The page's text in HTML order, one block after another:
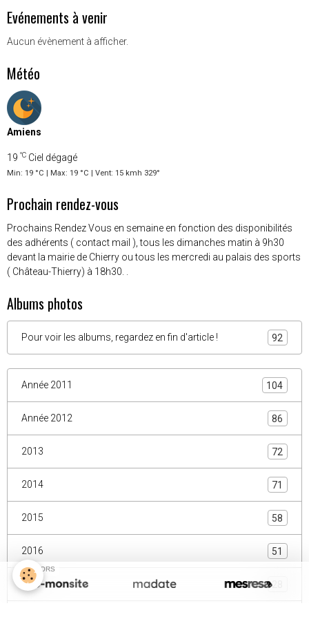
Evénements à venir
Aucun évènement à afficher.
Météo
Amiens
19 °C Ciel dégagé
Min: 19 °C | Max: 19 °C | Vent: 15 kmh 329°
Prochain rendez-vous
Prochains Rendez Vous en semaine en fonction des disponibilités
des adhérents ( contact mail ), tous les dimanches matin à 9h30
devant la mairie de Chierry ou tous les mercredi au palais des sports
( Château-Thierry) à 18h30. .
Albums photos
Pour voir les albums, regardez en fin d'article ! 92
Année 2011 104
Année 2012 86
2013 72
2014 71
2015 58
2016 51
2017 28
SPONSORS